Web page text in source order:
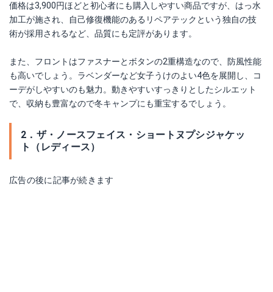
価格は3,900円ほどと初心者にも購入しやすい商品ですが、はっ水
加工が施され、自己修復機能のあるリペアテックという独自の技
術が採用されるなど、品質にも定評があります。
また、フロントはファスナーとボタンの2重構造なので、防風性能
も高いでしょう。ラベンダーなど女子うけのよい4色を展開し、コ
ーデがしやすいのも魅力。動きやすいすっきりとしたシルエット
で、収納も豊富なので冬キャンプにも重宝するでしょう。
2．ザ・ノースフェイス・ショートヌプシジャケッ
ト（レディース）
広告の後に記事が続きます